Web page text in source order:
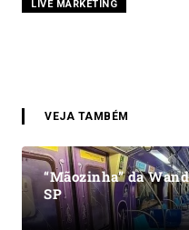
LIVE MARKETING
VEJA TAMBÉM
“Mãozinha” da
SP